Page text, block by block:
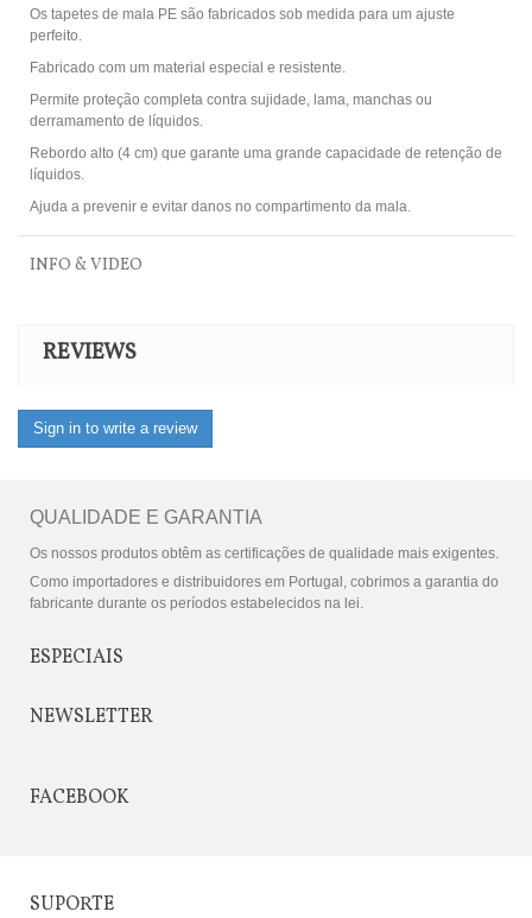
Os tapetes de mala PE são fabricados sob medida para um ajuste
perfeito.
Fabricado com um material especial e resistente.
Permite proteção completa contra sujidade, lama, manchas ou
derramamento de líquidos.
Rebordo alto (4 cm) que garante uma grande capacidade de retenção de
líquidos.
Ajuda a prevenir e evitar danos no compartimento da mala.
INFO & VIDEO
REVIEWS
Sign in to write a review
QUALIDADE E GARANTIA
Os nossos produtos obtêm as certificações de qualidade mais exigentes.
Como importadores e distribuidores em Portugal, cobrimos a garantia do
fabricante durante os períodos estabelecidos na lei.
ESPECIAIS
NEWSLETTER
FACEBOOK
SUPORTE